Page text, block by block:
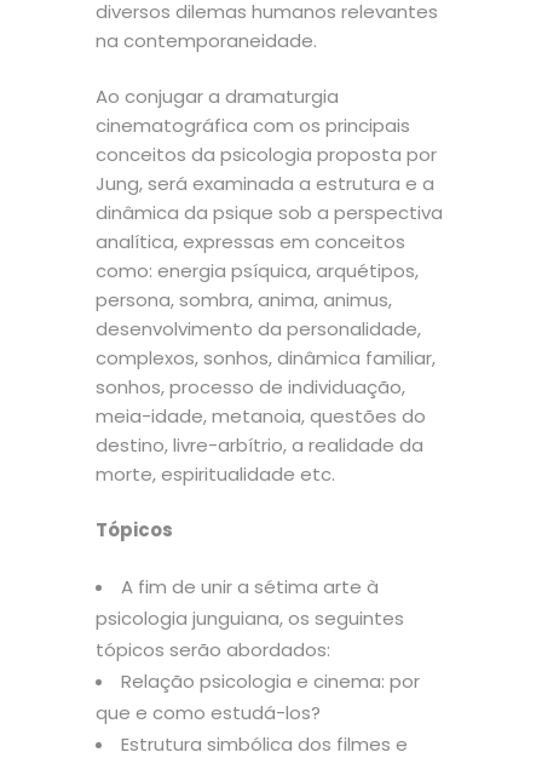
diversos dilemas humanos relevantes
na contemporaneidade.
Ao conjugar a dramaturgia
cinematográfica com os principais
conceitos da psicologia proposta por
Jung, será examinada a estrutura e a
dinâmica da psique sob a perspectiva
analítica, expressas em conceitos
como: energia psíquica, arquétipos,
persona, sombra, anima, animus,
desenvolvimento da personalidade,
complexos, sonhos, dinâmica familiar,
sonhos, processo de individuação,
meia-idade, metanoia, questões do
destino, livre-arbítrio, a realidade da
morte, espiritualidade etc.
Tópicos
A fim de unir a sétima arte à
psicologia junguiana, os seguintes
tópicos serão abordados:
Relação psicologia e cinema: por
que e como estudá-los?
Estrutura simbólica dos filmes e